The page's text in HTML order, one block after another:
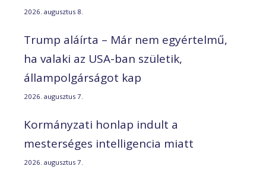
2026. augusztus 8.
Trump aláírta – Már nem egyértelmű,
ha valaki az USA-ban születik,
állampolgárságot kap
2026. augusztus 7.
Kormányzati honlap indult a
mesterséges intelligencia miatt
2026. augusztus 7.